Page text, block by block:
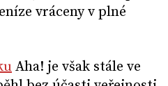
vráceny v plné
Aha! je však stále ve